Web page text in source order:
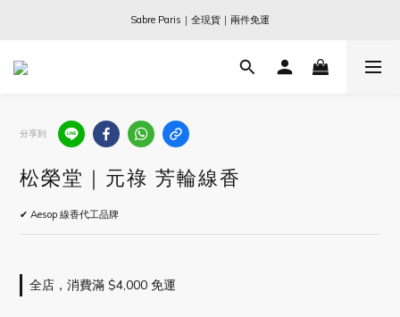
Ogata x 坂本龍一 ｜大師珍藏系列
Sabre Paris｜全現貨｜兩件免運
Ogata x 坂本龍一 ｜大師珍藏系列
分享到
松榮堂｜元祿 芳輪線香
✔ Aesop 線香代工品牌
全店，消費滿 $4,000 免運